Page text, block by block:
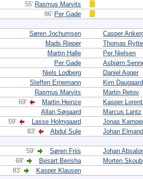
55' Rasmus Marvits
86' Per Gade
Søren Jochumsen
Casper
Mads Rieper
Thomas
Martin Halle
Per Nielsen
Per Gade
Asbjørn
Niels Lodberg
Daniel Agger
Steffen Ernemann
Kim Daugaard
Rasmus Marvits
Martin Retov
69'
Martin Heinze
Kasper
Allan Søgaard
Marcus Lantz
59'
Lasse Holmgaard
Jonas
83'
Abdul Sule Johan
59' Søren Friis
Johan
69'
Besart Berisha
Morten
83'
Kasper Klausen